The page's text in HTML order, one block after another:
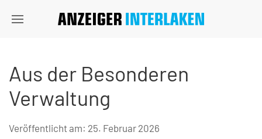
Aus der Besonderen
Verwaltung
Veröffentlicht am: 25. Februar 2026